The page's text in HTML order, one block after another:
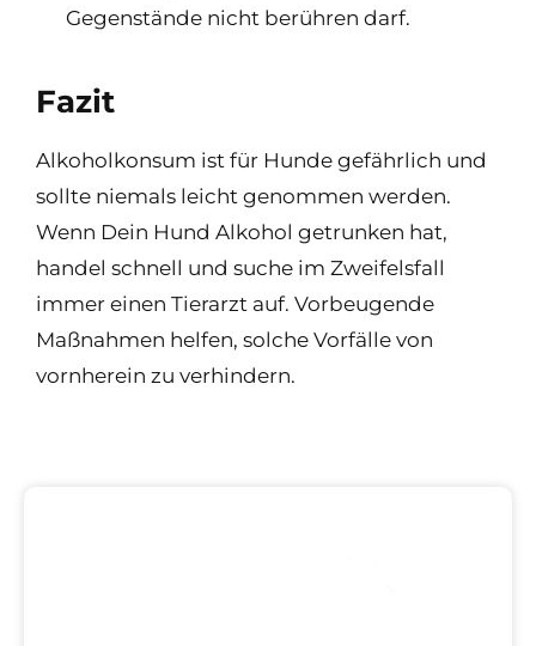
Gegenstände nicht berühren darf.
Fazit
Alkoholkonsum ist für Hunde gefährlich und
sollte niemals leicht genommen werden.
Wenn Dein Hund Alkohol getrunken hat,
handel schnell und suche im Zweifelsfall
immer einen Tierarzt auf. Vorbeugende
Maßnahmen helfen, solche Vorfälle von
vornherein zu verhindern.